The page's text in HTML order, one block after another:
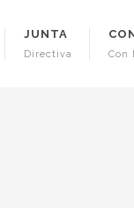
JUNTA
Directiva Con